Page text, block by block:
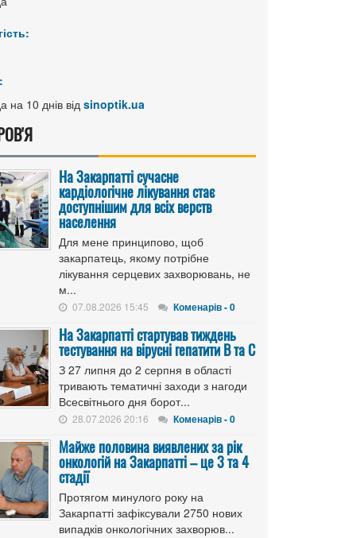
на 10 днів від sinoptik.ua
На Закарпатті сучасне
кардіологічне лікування стає
доступнішим для всіх верств
населення
Для мене принципово, щоб
закарпатець, якому потрібне
лікування серцевих захворювань, не
м...
07.08.2026 15:45 Коменарів - 0
На Закарпатті стартував тиждень
тестування на вірусні гепатити B та C
З 27 липня до 2 серпня в області
тривають тематичні заходи з нагоди
Всесвітнього дня борот...
28.07.2026 20:16 Коменарів - 0
Майже половина виявлених за рік
онкологій на Закарпатті – це 3 та 4
стадії
Протягом минулого року на
Закарпатті зафіксували 2750 нових
випадків онкологічних захворюв...